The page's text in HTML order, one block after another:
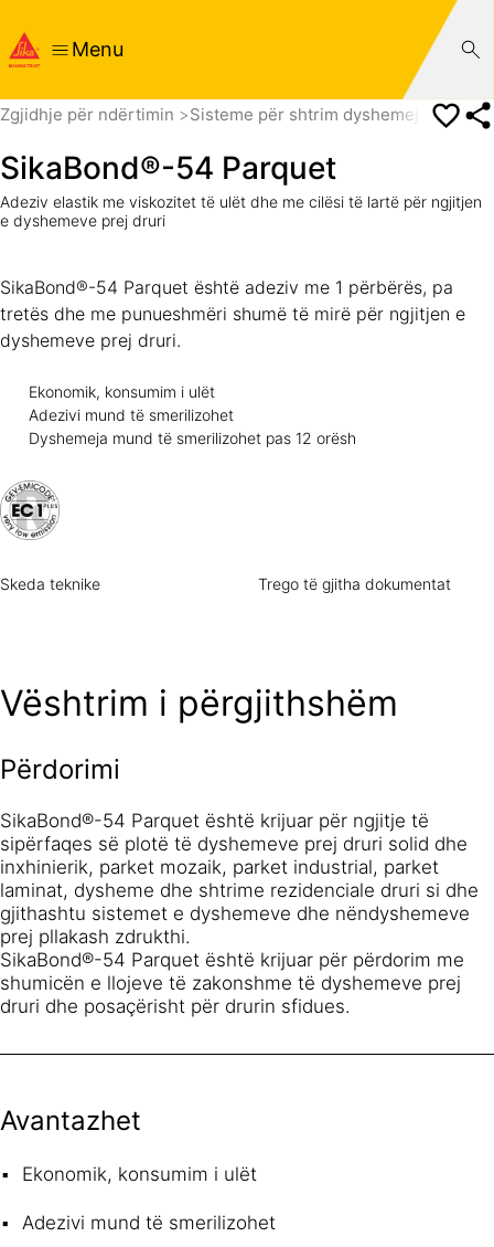
Menu
Zgjidhje për ndërtimin Sisteme për shtrim dyshemeje
SikaBond®-54 Parquet
Adeziv elastik me viskozitet të ulët dhe me cilësi të lartë për ngjitjen
e dyshemeve prej druri
SikaBond®-54 Parquet është adeziv me 1 përbërës, pa
tretës dhe me punueshmëri shumë të mirë për ngjitjen e
dyshemeve prej druri.
Ekonomik, konsumim i ulët
Adezivi mund të smerilizohet
Dyshemeja mund të smerilizohet pas 12 orësh
Skeda teknike Trego të gjitha dokumentat
Vështrim i përgjithshëm
Përdorimi
SikaBond®-54 Parquet është krijuar për ngjitje të
sipërfaqes së plotë të dyshemeve prej druri solid dhe
inxhinierik, parket mozaik, parket industrial, parket
laminat, dysheme dhe shtrime rezidenciale druri si dhe
gjithashtu sistemet e dyshemeve dhe nëndyshemeve
prej pllakash zdrukthi.
SikaBond®-54 Parquet është krijuar për përdorim me
shumicën e llojeve të zakonshme të dyshemeve prej
druri dhe posaçërisht për drurin sfidues.
Avantazhet
Ekonomik, konsumim i ulët
Adezivi mund të smerilizohet